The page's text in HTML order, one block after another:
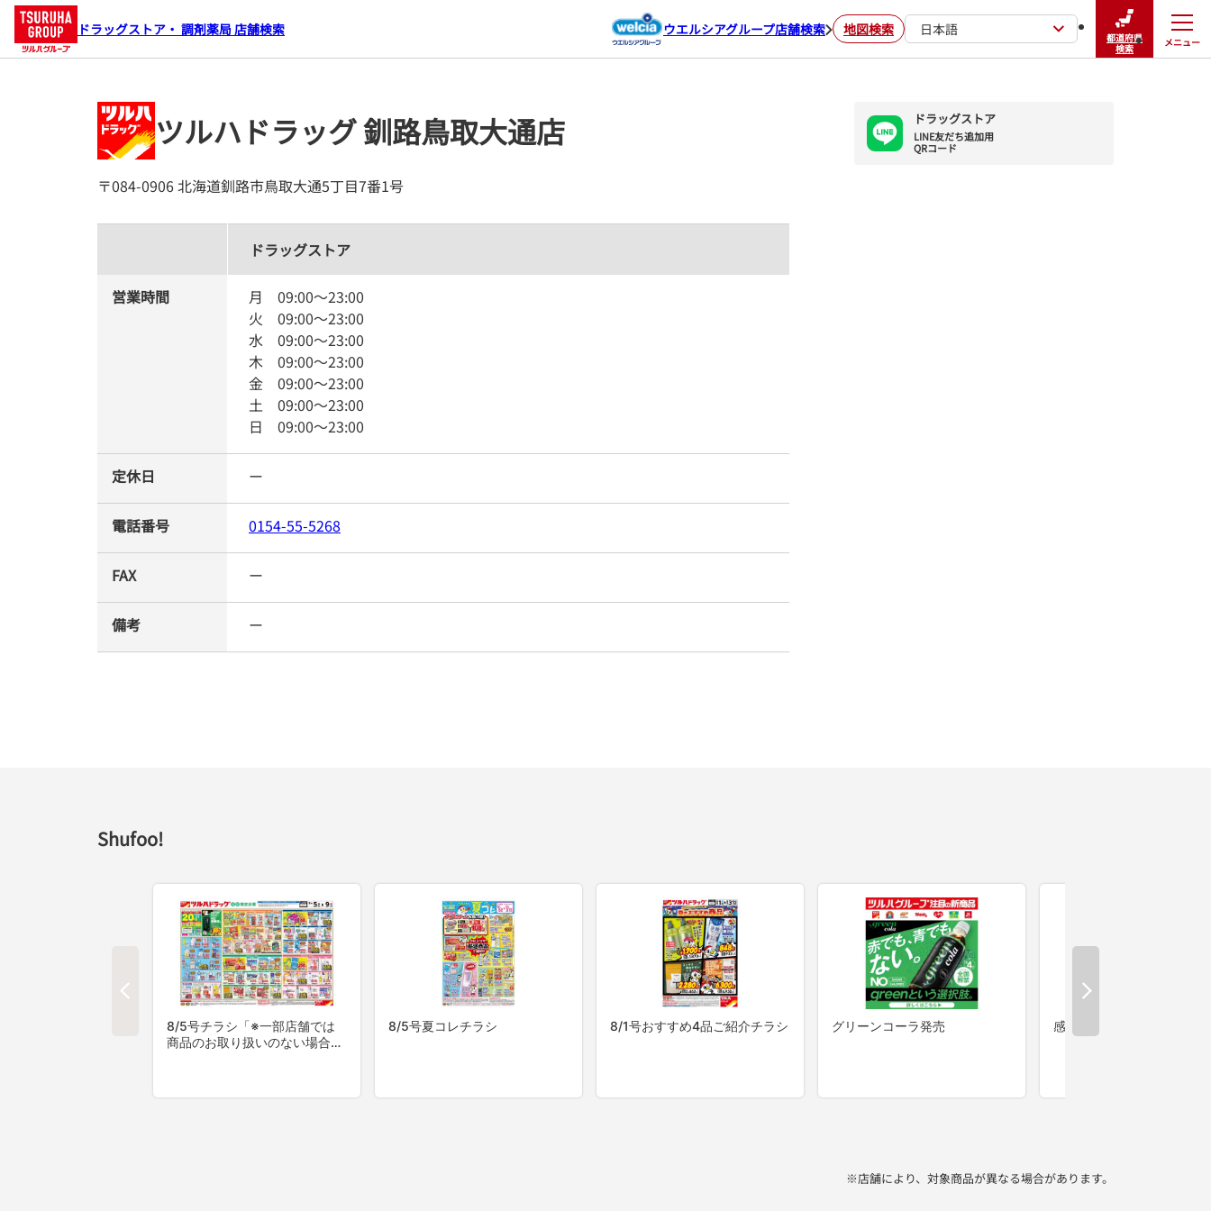
ドラッグストア・ 調剤薬局 店舗検索 ウエルシアグループ店舗検索 地図検索 日本語
都道府県
検索
メニュー
閉じる
ツルハドラッグ 釧路鳥取大通店
〒084-0906 北海道釧路市鳥取大通5丁目7番1号
ドラッグストア
LINE友だち追加用
QRコード
Shufoo!
※店舗により、対象商品が異なる場合があります。
ドラッグストア
営業時間 月 09:00～23:00
火 09:00～23:00
水 09:00～23:00
木 09:00～23:00
金 09:00～23:00
土 09:00～23:00
日 09:00～23:00
定休日 ー
電話番号 0154-55-5268
FAX ー
備考 ー